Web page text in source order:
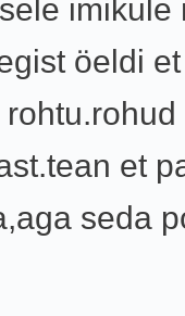
imikule
öeldi
et
seda